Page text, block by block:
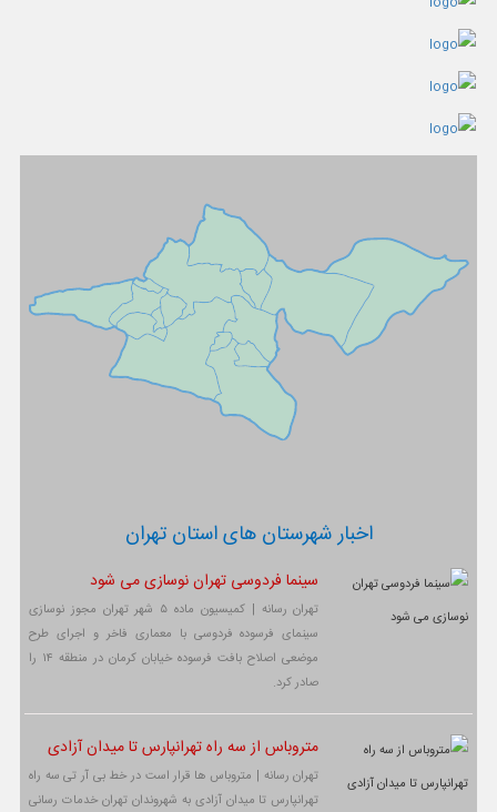
اخبار شهرستان های استان تهران
سینما فردوسی تهران نوسازی می شود
تهران رسانه | کمیسیون ماده ۵ شهر تهران مجوز نوسازی
سینمای فرسوده فردوسی با معماری فاخر و اجرای طرح
موضعی اصلاح بافت فرسوده خیابان کرمان در منطقه ۱۴ را
صادر کرد.
متروباس از سه راه تهرانپارس تا میدان آزادی
تهران رسانه | متروباس ها قرار است در خط بی آر تی سه راه
تهرانپارس تا میدان آزادی به شهروندان تهران خدمات رسانی